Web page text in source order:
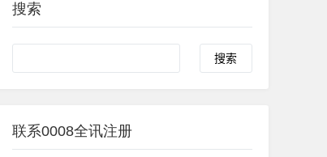
搜索
search
联系0008全讯注册